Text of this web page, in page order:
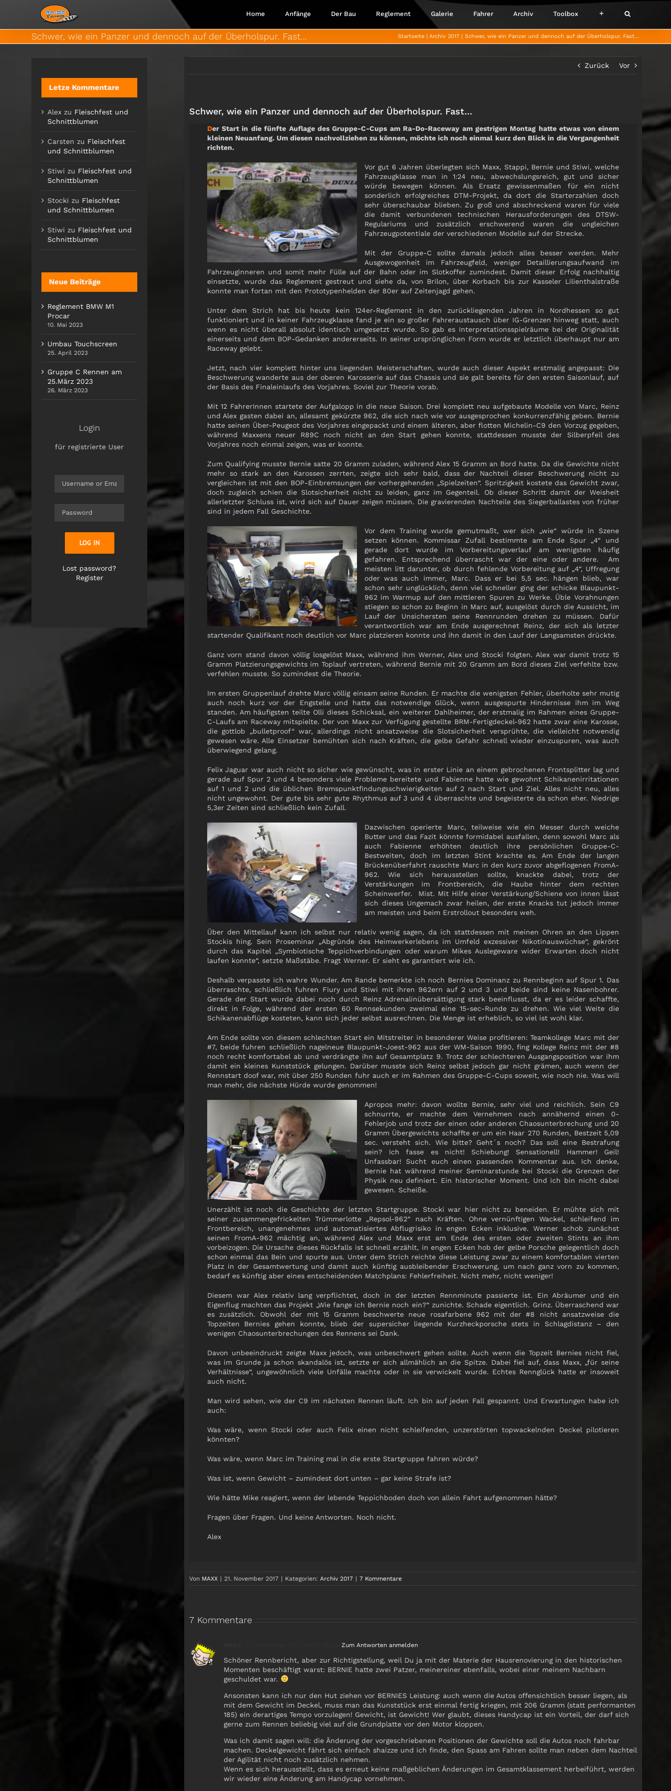
Home Anfänge Der Bau Reglement Galerie Fahrer Archiv Toolbox
Schwer, wie ein Panzer und dennoch auf der Überholspur. Fast… Startseite Archiv 2017 Schwer, wie ein Panzer und dennoch auf der Überholspur. Fast…
Zurück Vor
Schwer, wie ein Panzer und dennoch auf der Überholspur. Fast…
Der Start in die fünfte Auflage des Gruppe-C-Cups am Ra-Do-Raceway am gestrigen Montag hatte etwas von einem
kleinen Neuanfang. Um diesen nachvollziehen zu können, möchte ich noch einmal kurz den Blick in die Vergangenheit
richten.
Vor gut 6 Jahren überlegten sich Maxx, Stappi, Bernie und Stiwi, welche
Fahrzeugklasse man in 1:24 neu, abwechslungsreich, gut und sicher
würde bewegen können. Als Ersatz gewissenmaßen für ein nicht
sonderlich erfolgreiches DTM-Projekt, da dort die Starterzahlen doch
sehr überschaubar blieben. Zu groß und abschreckend waren für viele
die damit verbundenen technischen Herausforderungen des DTSW-
Regulariums und zusätzlich erschwerend waren die ungleichen
Fahrzeugpotentiale der verschiedenen Modelle auf der Strecke.
Mit der Gruppe-C sollte damals jedoch alles besser werden. Mehr
Ausgewogenheit im Fahrzeugfeld, weniger Detaillierungsaufwand im
Fahrzeuginneren und somit mehr Fülle auf der Bahn oder im Slotkoffer zumindest. Damit dieser Erfolg nachhaltig
einsetzte, wurde das Reglement gestreut und siehe da, von Brilon, über Korbach bis zur Kasseler Lilienthalstraße
konnte man fortan mit den Prototypenhelden der 80er auf Zeitenjagd gehen.
Unter dem Strich hat bis heute kein 124er-Reglement in den zurückliegenden Jahren in Nordhessen so gut
funktioniert und in keiner Fahrzeugklasse fand je ein so großer Fahreraustausch über IG-Grenzen hinweg statt, auch
wenn es nicht überall absolut identisch umgesetzt wurde. So gab es Interpretationsspielräume bei der Originalität
einerseits und dem BOP-Gedanken andererseits. In seiner ursprünglichen Form wurde er letztlich überhaupt nur am
Raceway gelebt.
Jetzt, nach vier komplett hinter uns liegenden Meisterschaften, wurde auch dieser Aspekt erstmalig angepasst: Die
Beschwerung wanderte aus der oberen Karosserie auf das Chassis und sie galt bereits für den ersten Saisonlauf, auf
der Basis des Finaleinlaufs des Vorjahres. Soviel zur Theorie vorab.
Mit 12 FahrerInnen startete der Aufgalopp in die neue Saison. Drei komplett neu aufgebaute Modelle von Marc, Reinz
und Alex gasten dabei an, allesamt gekürzte 962, die sich nach wie vor ausgesprochen konkurrenzfähig geben. Bernie
hatte seinen Über-Peugeot des Vorjahres eingepackt und einem älteren, aber flotten Michelin-C9 den Vorzug gegeben,
während Maxxens neuer R89C noch nicht an den Start gehen konnte, stattdessen musste der Silberpfeil des
Vorjahres noch einmal zeigen, was er konnte.
Zum Qualifying musste Bernie satte 20 Gramm zuladen, während Alex 15 Gramm an Bord hatte. Da die Gewichte nicht
mehr so stark an den Karossen zerrten, zeigte sich sehr bald, dass der Nachteil dieser Beschwerung nicht zu
vergleichen ist mit den BOP-Einbremsungen der vorhergehenden „Spielzeiten“. Spritzigkeit kostete das Gewicht zwar,
doch zugleich schien die Slotsicherheit nicht zu leiden, ganz im Gegenteil. Ob dieser Schritt damit der Weisheit
allerletzter Schluss ist, wird sich auf Dauer zeigen müssen. Die gravierenden Nachteile des Siegerballastes von früher
sind in jedem Fall Geschichte.
Vor dem Training wurde gemutmaßt, wer sich „wie“ würde in Szene
setzen können. Kommissar Zufall bestimmte am Ende Spur „4“ und
gerade dort wurde im Vorbereitungsverlauf am wenigsten häufig
gefahren. Entsprechend überrascht war der eine oder andere. Am
meisten litt darunter, ob durch fehlende Vorbereitung auf „4“, Uffregung
oder was auch immer, Marc. Dass er bei 5,5 sec. hängen blieb, war
schon sehr unglücklich, denn viel schneller ging der schicke Blaupunkt-
962 im Warmup auf den mittleren Spuren zu Werke. Üble Vorahnungen
stiegen so schon zu Beginn in Marc auf, ausgelöst durch die Aussicht, im
Lauf der Unsichersten seine Rennrunden drehen zu müssen. Dafür
verantwortlich war am Ende ausgerechnet Reinz, der sich als letzter
startender Qualifikant noch deutlich vor Marc platzieren konnte und ihn damit in den Lauf der Langsamsten drückte.
Ganz vorn stand davon völlig losgelöst Maxx, während ihm Werner, Alex und Stocki folgten. Alex war damit trotz 15
Gramm Platzierungsgewichts im Toplauf vertreten, während Bernie mit 20 Gramm am Bord dieses Ziel verfehlte bzw.
verfehlen musste. So zumindest die Theorie.
Im ersten Gruppenlauf drehte Marc völlig einsam seine Runden. Er machte die wenigsten Fehler, überholte sehr mutig
auch noch kurz vor der Engstelle und hatte das notwendige Glück, wenn ausgespurte Hindernisse ihm im Weg
standen. Am häufigsten teilte Olli dieses Schicksal, ein weiterer Dahlheimer, der erstmalig im Rahmen eines Gruppe-
C-Laufs am Raceway mitspielte. Der von Maxx zur Verfügung gestellte BRM-Fertigdeckel-962 hatte zwar eine Karosse,
die gottlob „bulletproof“ war, allerdings nicht ansatzweise die Slotsicherheit versprühte, die vielleicht notwendig
gewesen wäre. Alle Einsetzer bemühten sich nach Kräften, die gelbe Gefahr schnell wieder einzuspuren, was auch
überwiegend gelang.
Felix Jaguar war auch nicht so sicher wie gewünscht, was in erster Linie an einem gebrochenen Frontsplitter lag und
gerade auf Spur 2 und 4 besonders viele Probleme bereitete und Fabienne hatte wie gewohnt Schikanenirritationen
auf 1 und 2 und die üblichen Bremspunktfindungsschwierigkeiten auf 2 nach Start und Ziel. Alles nicht neu, alles
nicht ungewohnt. Der gute bis sehr gute Rhythmus auf 3 und 4 überraschte und begeisterte da schon eher. Niedrige
5,3er Zeiten sind schließlich kein Zufall.
Dazwischen operierte Marc, teilweise wie ein Messer durch weiche
Butter und das Fazit könnte formidabel ausfallen, denn sowohl Marc als
auch Fabienne erhöhten deutlich ihre persönlichen Gruppe-C-
Bestweiten, doch im letzten Stint krachte es. Am Ende der langen
Brückenüberfahrt rauschte Marc in den kurz zuvor abgeflogenen FromA-
962. Wie sich herausstellen sollte, knackte dabei, trotz der
Verstärkungen im Frontbereich, die Haube hinter dem rechten
Scheinwerfer. Mist. Mit Hilfe einer Verstärkung/Schiene von innen lässt
sich dieses Ungemach zwar heilen, der erste Knacks tut jedoch immer
am meisten und beim Erstrollout besonders weh.
Über den Mittellauf kann ich selbst nur relativ wenig sagen, da ich stattdessen mit meinen Ohren an den Lippen
Stockis hing. Sein Proseminar „Abgründe des Heimwerkerlebens im Umfeld exzessiver Nikotinauswüchse“, gekrönt
durch das Kapitel „Symbiotische Teppichverbindungen oder warum Mikes Auslegeware wider Erwarten doch nicht
laufen konnte“, setzte Maßstäbe. Fragt Werner. Er sieht es garantiert wie ich.
Deshalb verpasste ich wahre Wunder. Am Rande bemerkte ich noch Bernies Dominanz zu Rennbeginn auf Spur 1. Das
überraschte, schließlich fuhren Fiury und Stiwi mit ihren 962ern auf 2 und 3 und beide sind keine Nasenbohrer.
Gerade der Start wurde dabei noch durch Reinz Adrenalinübersättigung stark beeinflusst, da er es leider schaffte,
direkt in Folge, während der ersten 60 Rennsekunden zweimal eine 15-sec-Runde zu drehen. Wie viel Weite die
Schikanenabflüge kosteten, kann sich jeder selbst ausrechnen. Die Menge ist erheblich, so viel ist wohl klar.
Am Ende sollte von diesem schlechten Start ein Mitstreiter in besonderer Weise profitieren: Teamkollege Marc mit der
#7, beide fuhren schließlich nagelneue Blaupunkt-Joest-962 aus der WM-Saison 1990, fing Kollege Reinz mit der #8
noch recht komfortabel ab und verdrängte ihn auf Gesamtplatz 9. Trotz der schlechteren Ausgangsposition war ihm
damit ein kleines Kunststück gelungen. Darüber musste sich Reinz selbst jedoch gar nicht grämen, auch wenn der
Rennstart doof war, mit über 250 Runden fuhr auch er im Rahmen des Gruppe-C-Cups soweit, wie noch nie. Was will
man mehr, die nächste Hürde wurde genommen!
Apropos mehr: davon wollte Bernie, sehr viel und reichlich. Sein C9
schnurrte, er machte dem Vernehmen nach annähernd einen 0-
Fehlerjob und trotz der einen oder anderen Chaosunterbrechung und 20
Gramm Übergewichts schaffte er um ein Haar 270 Runden, Bestzeit 5,09
sec. versteht sich. Wie bitte? Geht´s noch? Das soll eine Bestrafung
sein? Ich fasse es nicht! Schiebung! Sensationell! Hammer! Geil!
Unfassbar! Sucht euch einen passenden Kommentar aus. Ich denke,
Bernie hat während meiner Seminarstunde bei Stocki die Grenzen der
Physik neu definiert. Ein historischer Moment. Und ich bin nicht dabei
gewesen. Scheiße.
Unerzählt ist noch die Geschichte der letzten Startgruppe. Stocki war hier nicht zu beneiden. Er mühte sich mit
seiner zusammengefrickelten Trümmerlotte „Repsol-962“ nach Kräften. Ohne vernünftigen Wackel, schleifend im
Frontbereich, unangenehmes und automatisiertes Abflugrisiko in engen Ecken inklusive. Werner schob zunächst
seinen FromA-962 mächtig an, während Alex und Maxx erst am Ende des ersten oder zweiten Stints an ihm
vorbeizogen. Die Ursache dieses Rückfalls ist schnell erzählt, in engen Ecken hob der gelbe Porsche gelegentlich doch
schon einmal das Bein und spurte aus. Unter dem Strich reichte diese Leistung zwar zu einem komfortablen vierten
Platz in der Gesamtwertung und damit auch künftig ausbleibender Erschwerung, um nach ganz vorn zu kommen,
bedarf es künftig aber eines entscheidenden Matchplans: Fehlerfreiheit. Nicht mehr, nicht weniger!
Diesem war Alex relativ lang verpflichtet, doch in der letzten Rennminute passierte ist. Ein Abräumer und ein
Eigenflug machten das Projekt „Wie fange ich Bernie noch ein?“ zunichte. Schade eigentlich. Grinz. Überraschend war
es zusätzlich. Obwohl der mit 15 Gramm beschwerte neue rosafarbene 962 mit der #8 nicht ansatzweise die
Topzeiten Bernies gehen konnte, blieb der supersicher liegende Kurzheckporsche stets in Schlagdistanz – den
wenigen Chaosunterbrechungen des Rennens sei Dank.
Davon unbeeindruckt zeigte Maxx jedoch, was unbeschwert gehen sollte. Auch wenn die Topzeit Bernies nicht fiel,
was im Grunde ja schon skandalös ist, setzte er sich allmählich an die Spitze. Dabei fiel auf, dass Maxx, „für seine
Verhältnisse“, ungewöhnlich viele Unfälle machte oder in sie verwickelt wurde. Echtes Rennglück hatte er insoweit
auch nicht.
Man wird sehen, wie der C9 im nächsten Rennen läuft. Ich bin auf jeden Fall gespannt. Und Erwartungen habe ich
auch:
Was wäre, wenn Stocki oder auch Felix einen nicht schleifenden, unzerstörten topwackelnden Deckel pilotieren
könnten?
Was wäre, wenn Marc im Training mal in die erste Startgruppe fahren würde?
Was ist, wenn Gewicht – zumindest dort unten – gar keine Strafe ist?
Wie hätte Mike reagiert, wenn der lebende Teppichboden doch von allein Fahrt aufgenommen hätte?
Fragen über Fragen. Und keine Antworten. Noch nicht.
Alex
Von MAXX | 21. November 2017 | Kategorien: Archiv 2017 | 7 Kommentare
7 Kommentare
Zum Antworten anmelden
Schöner Rennbericht, aber zur Richtigstellung, weil Du ja mit der Materie der Hausrenovierung in den historischen
Momenten beschäftigt warst: BERNIE hatte zwei Patzer, meinereiner ebenfalls, wobei einer meinem Nachbarn
geschuldet war.
Ansonsten kann ich nur den Hut ziehen vor BERNIES Leistung: auch wenn die Autos offensichtlich besser liegen, als
mit dem Gewicht im Deckel, muss man das Kunststück erst einmal fertig kriegen, mit 206 Gramm (statt performanten
185) ein derartiges Tempo vorzulegen! Gewicht, ist Gewicht! Wer glaubt, dieses Handycap ist ein Vorteil, der darf sich
gerne zum Rennen beliebig viel auf die Grundplatte vor den Motor kloppen.
Was ich damit sagen will: die Änderung der vorgeschriebenen Positionen der Gewichte soll die Autos noch fahrbar
machen. Deckelgewicht fährt sich einfach shaizze und ich finde, den Spass am Fahren sollte man neben dem Nachteil
der Agilität nicht noch zusätzlich nehmen.
Wenn es sich herausstellt, dass es erneut keine maßgeblichen Änderungen im Gesamtklassement herbeiführt, werden
wir wieder eine Änderung am Handycap vornehmen.
Letze Kommentare
Alex zu Fleischfest und
Schnittblumen
Carsten zu Fleischfest
und Schnittblumen
Stiwi zu Fleischfest und
Schnittblumen
Stocki zu Fleischfest
und Schnittblumen
Stiwi zu Fleischfest und
Schnittblumen
Neue Beiträge
Reglement BMW M1
Procar
10. Mai 2023
Umbau Touchscreen
25. April 2023
Gruppe C Rennen am
25.März 2023
26. März 2023
Login
für registrierte User
LOG IN
Lost password?
Register